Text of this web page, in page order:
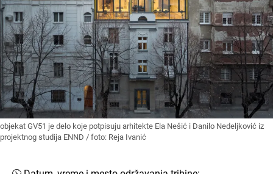
objekat GV51 je delo koje potpisuju arhitekte Ela Nešić i Danilo Nedeljković iz
projektnog studija ENND / foto: Reja Ivanić